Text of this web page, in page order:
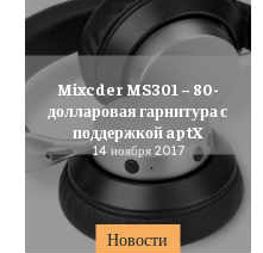
Новости
Mixcder MS301 – 80-
долларовая гарнитура с
поддержкой aptX
14 ноября 2017